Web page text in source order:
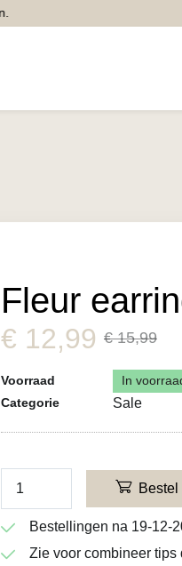
Fleur
€ 12,99 € 15,99
Voorraad
In
Categorie
Sale
Bestel
Bestellingen na 19-12-
Zie voor combineer